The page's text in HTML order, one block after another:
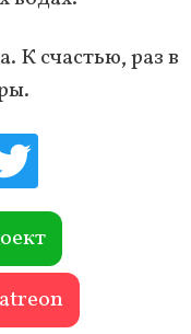
К счастью, раз в
r